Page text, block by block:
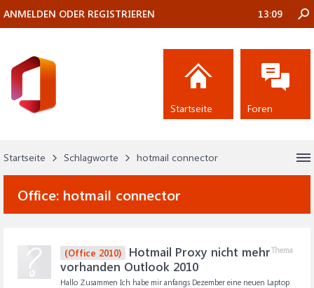
Startseite Schlagworte hotmail connector
Office: hotmail connector
Thema
(Office 2010)
Hotmail Proxy nicht mehr
vorhanden Outlook 2010
Hallo Zusammen Ich habe mir anfangs Dezember eine neuen Laptop
ANMELDEN ODER REGISTRIEREN 13:09
Startseite Foren